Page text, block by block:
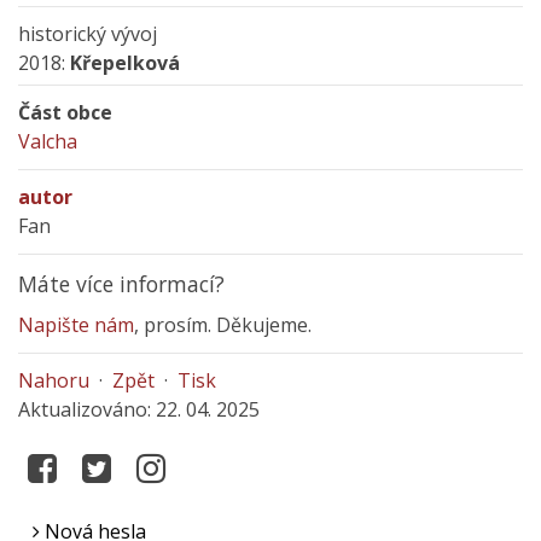
historický vývoj
2018: Křepelková
Část obce
Valcha
autor
Fan
Máte více informací?
Napište nám, prosím. Děkujeme.
Nahoru · Zpět · Tisk
Aktualizováno: 22. 04. 2025
Nová hesla